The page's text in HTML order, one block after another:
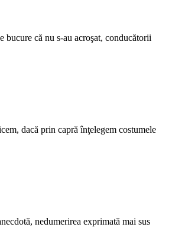
bucure că nu s-au acroşat, conducătorii
dacă prin capră înţelegem costumele
nedumerirea exprimată mai sus